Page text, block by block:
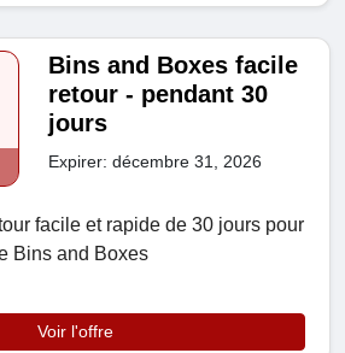
Bins and Boxes facile
retour - pendant 30
jours
Expirer: décembre 31, 2026
facile et rapide de 30 jours pour
Bins and Boxes
Voir l'offre